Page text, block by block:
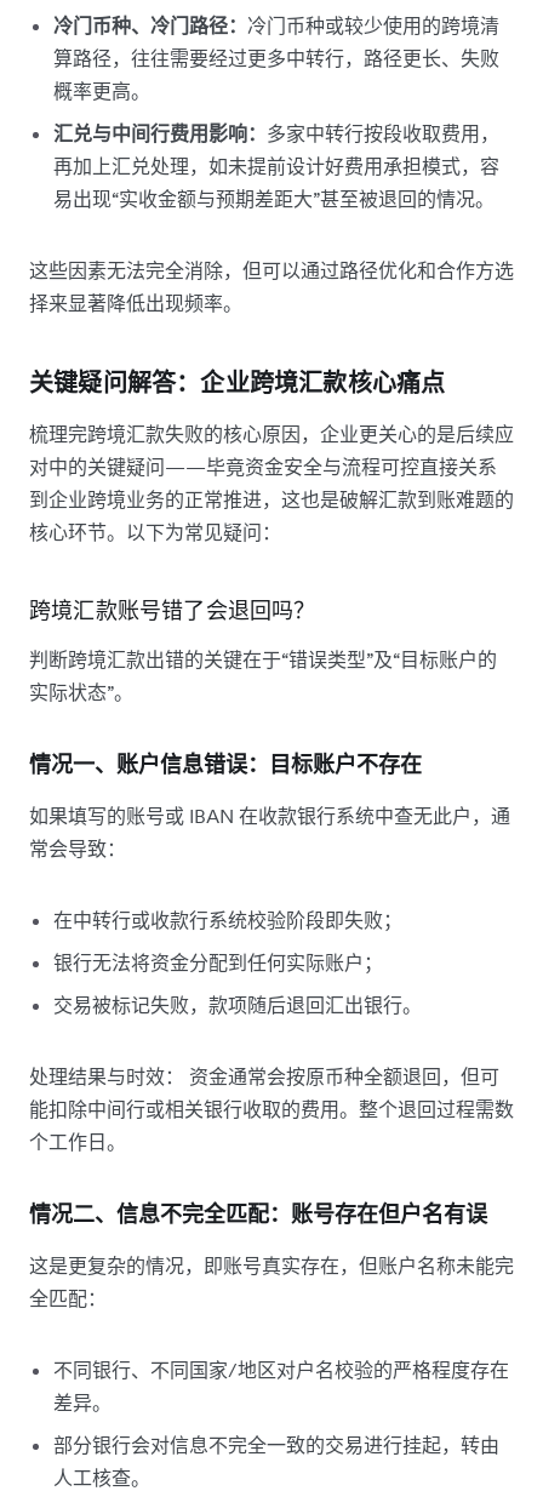
冷门币种、冷门路径： 冷门币种或较少使用的跨境清
算路径，往往需要经过更多中转行，路径更长、失败
概率更高。
汇兑与中间行费用影响： 多家中转行按段收取费用，
再加上汇兑处理，如未提前设计好费用承担模式，容
易出现“实收金额与预期差距大”甚至被退回的情况。
这些因素无法完全消除，但可以通过路径优化和合作方选
择来显著降低出现频率。
关键疑问解答：企业跨境汇款核心痛点
梳理完跨境汇款失败的核心原因，企业更关心的是后续应
对中的关键疑问——毕竟资金安全与流程可控直接关系
到企业跨境业务的正常推进，这也是破解汇款到账难题的
核心环节。以下为常见疑问：
跨境汇款账号错了会退回吗？
判断跨境汇款出错的关键在于“错误类型”及“目标账户的
实际状态”。
情况一、账户信息错误：目标账户不存在
如果填写的账号或 IBAN 在收款银行系统中查无此户，通
常会导致：
在中转行或收款行系统校验阶段即失败；
银行无法将资金分配到任何实际账户；
交易被标记失败，款项随后退回汇出银行。
处理结果与时效： 资金通常会按原币种全额退回，但可
能扣除中间行或相关银行收取的费用。整个退回过程需数
个工作日。
情况二、信息不完全匹配：账号存在但户名有误
这是更复杂的情况，即账号真实存在，但账户名称未能完
全匹配：
不同银行、不同国家/地区对户名校验的严格程度存在
差异。
部分银行会对信息不完全一致的交易进行挂起，转由
人工核查。